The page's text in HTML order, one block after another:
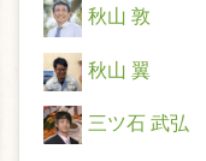
秋山 敦
秋山 翼
三ツ石 武弘